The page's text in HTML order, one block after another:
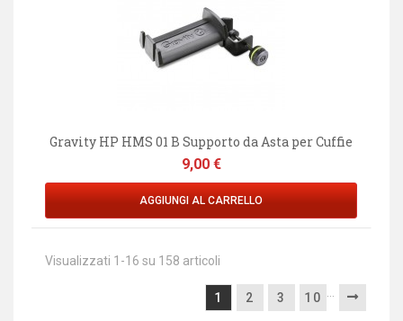
Gravity HP HMS 01 B Supporto da Asta per Cuffie
Prezzo
9,00 €
AGGIUNGI AL CARRELLO
Visualizzati 1-16 su 158 articoli
1 2 3 10